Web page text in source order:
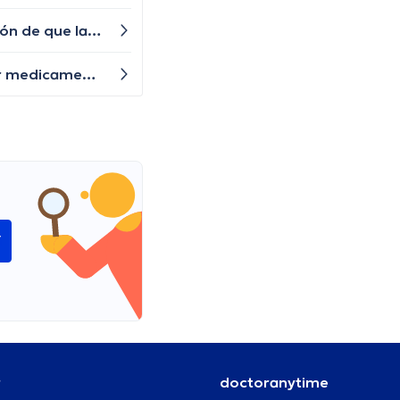
¿Es normal tener tanta acidez estomacal y reflujo? He estado sintiendo un ardor en la garganta y una sensación de que la comida sube después de comer, incluso después de tomar medicamentos para la acidez.
¿Qué puedo hacer para controlar mis niveles de colesterol y triglicéridos de forma natural antes de necesitar medicamentos?
doctoranytime